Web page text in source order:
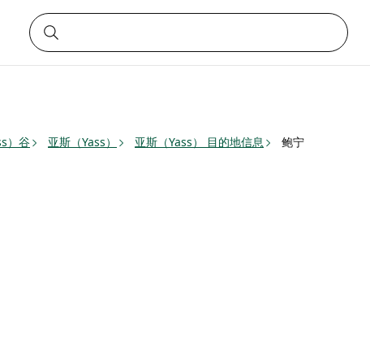
）谷 亚斯（Yass） 亚斯（Yass） 目的地信息 鲍宁